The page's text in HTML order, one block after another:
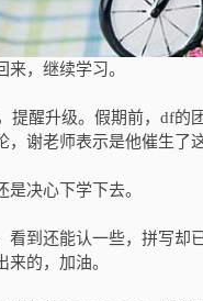
来，继续学习。
提醒升级。假期前，df的
，谢老师表示是他催生了
是决心下学下去。
看到还能认一些，拼写却
来的，加油。